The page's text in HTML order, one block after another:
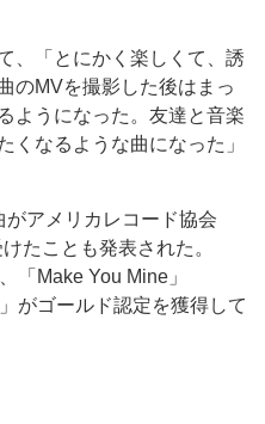
、「とにかく楽しくて、誘
のMVを撮影した後はまっ
ようになった。友達と音楽
くなるような曲になった」
アメリカレコード協会
たことも発表された。
「Make You Mine」
がゴールド認定を獲得して